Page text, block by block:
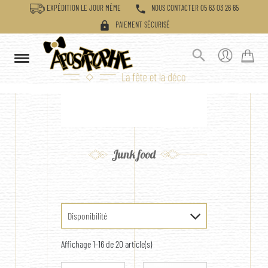
EXPÉDITION LE JOUR MÊME phone NOUS CONTACTER 05 63 03 26 65
lock PAIEMENT SÉCURISÉ

Junk food
Disponibilité
Affichage 1-16 de 20 article(s)